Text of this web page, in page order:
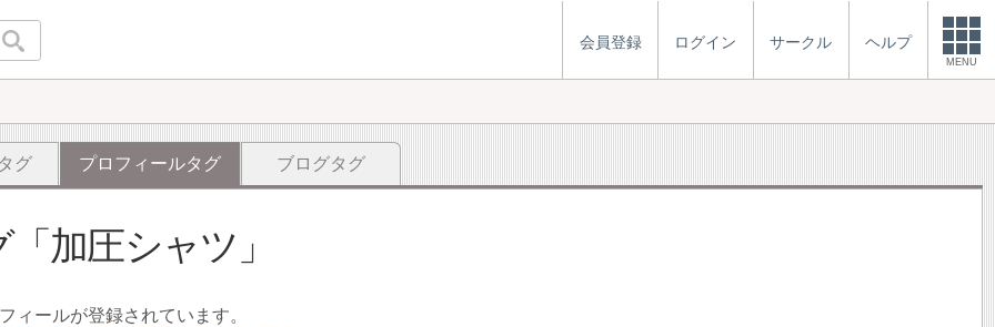
会員登録 ログイン サークル ヘルプ
MENU
グ プロフィールタグ ブログタグ
加圧シャツ
ィールが登録されています。